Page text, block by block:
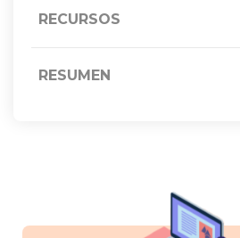
RECURSOS
RESUMEN